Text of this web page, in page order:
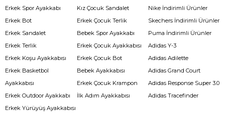
Erkek Spor Ayakkabı
Erkek Bot
Erkek Sandalet
Erkek Terlik
Erkek Koşu Ayakkabısı
Erkek Basketbol
Ayakkabısı
Erkek Outdoor Ayakkabı
Erkek Yürüyüş Ayakkabısı
Kız Çocuk Sandalet
Erkek Çocuk Terlik
Bebek Spor Ayakkabı
Erkek Çocuk Ayakkabısı
Erkek Çocuk Bot
Bebek Ayakkabısı
Erkek Çocuk Krampon
İlk Adım Ayakkabısı
Nike İndirimli Ürünler
Skechers İndirimli Ürünler
Puma İndirimli Ürünler
Adidas Y-3
Adidas Adilette
Adidas Grand Court
Adidas Response Super 3.0
Adidas Tracefinder